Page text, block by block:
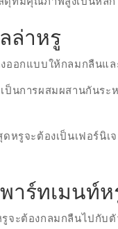
ล่าหรู
ออกแบบให้กลมกลืนแ
ป็นการผสมผสานกันระ
ดหรูจะต้องเป็นเฟอร์นิ
าร์ทเมนท์ห
จะต้องกลมกลืนไปกับ